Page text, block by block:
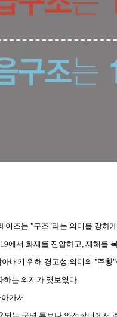
이즈는 "구조"라는 의미를 강하
에서 화재를 진압하고, 재해를
내기 위해 경고성 의미의 "주
하는 의지가 엿보였다.
가서